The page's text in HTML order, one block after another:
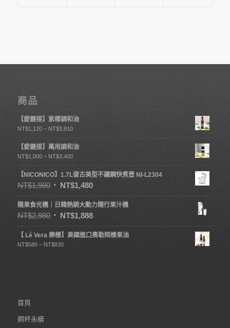
商品
【愛鏈接】紫椰調和油
NT$1,120 – NT$3,810
【愛鏈接】萬用調和油
NT$1,000 – NT$3,400
【NICONICO】1.7L復古美型不鏽鋼快煮壺 NI-L2304
NT$1,980 NT$1,480
隨果食光機｜日韓熱銷大動力隨行果汁機
NT$2,980 NT$1,888
【 Lé Vera 樂榛】美國進口奧勒岡榛果油
NT$580 – NT$830
首頁
鋼杯永續